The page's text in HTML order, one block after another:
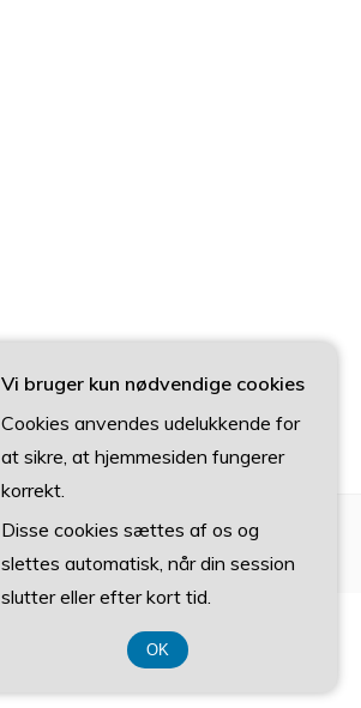
Vi bruger kun nødvendige cookies
Cookies anvendes udelukkende for
at sikre, at hjemmesiden fungerer
korrekt.
Disse cookies sættes af os og
slettes automatisk, når din session
slutter eller efter kort tid.
OK